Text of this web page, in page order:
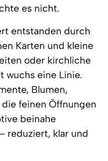
es nicht.
entstanden durch
Karten und kleine
oder kirchliche
wuchs eine Linie.
Blumen,
feinen Öffnungen
beinahe
reduziert, klar und